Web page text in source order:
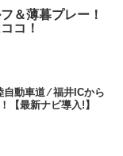
＆薄暮プレー！
コ！
動車道 ⁄ 福井ICから
【最新ナビ導入!】